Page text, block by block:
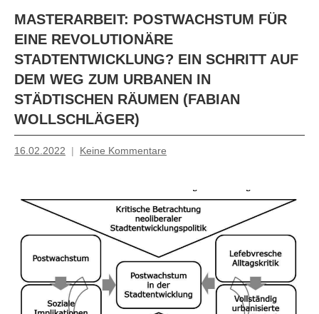
MASTERARBEIT: POSTWACHSTUM FÜR
EINE REVOLUTIONÄRE
STADTENTWICKLUNG? EIN SCHRITT AUF
DEM WEG ZUM URBANEN IN
STÄDTISCHEN RÄUMEN (FABIAN
WOLLSCHLÄGER)
16.02.2022
Mosche
Keine Kommentare